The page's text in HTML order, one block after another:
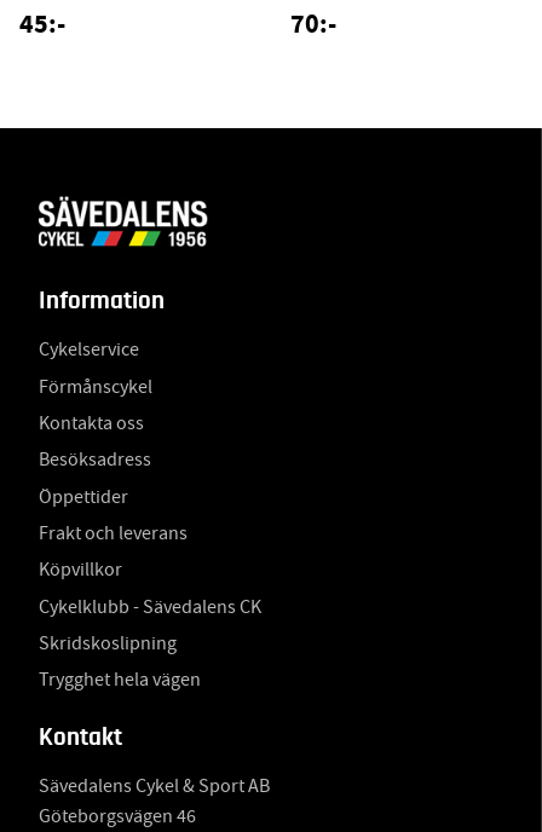
45:- 70:-
Information
Cykelservice
Förmånscykel
Kontakta oss
Besöksadress
Öppettider
Frakt och leverans
Köpvillkor
Cykelklubb - Sävedalens CK
Skridskoslipning
Trygghet hela vägen
Kontakt
Sävedalens Cykel & Sport AB
Göteborgsvägen 46